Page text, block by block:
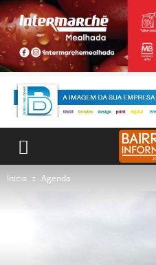
Inicio Agenda